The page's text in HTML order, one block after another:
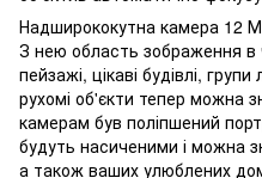
Надширококутна камера 12
З нею область зображення в
пейзажі, цікаві будівлі,
рухомі об'єкти тепер можна
камерам був поліпшений
будуть насиченими і можна
а також ваших улюблених